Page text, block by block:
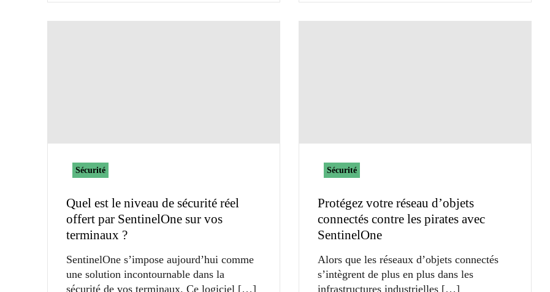
Sécurité
Quel est le niveau de sécurité réel
offert par SentinelOne sur vos
terminaux ?
SentinelOne s’impose aujourd’hui comme
une solution incontournable dans la
sécurité de vos terminaux. Ce logiciel
Sécurité
Protégez votre réseau d’objets
connectés contre les pirates avec
SentinelOne
Alors que les réseaux d’objets connectés
s’intègrent de plus en plus dans les
infrastructures industrielles